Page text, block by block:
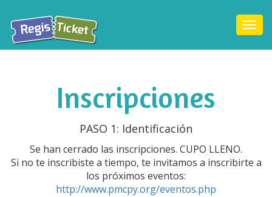
Inscripciones
PASO 1: Identificación
Se han cerrado las inscripciones. CUPO LLENO.
Si no te inscribiste a tiempo, te invitamos a inscribirte a
los próximos eventos:
http://www.pmcpy.org/eventos.php